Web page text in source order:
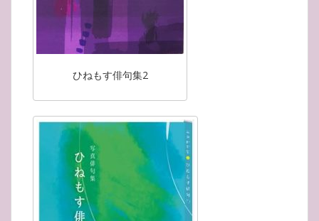
ひねもす俳句集2